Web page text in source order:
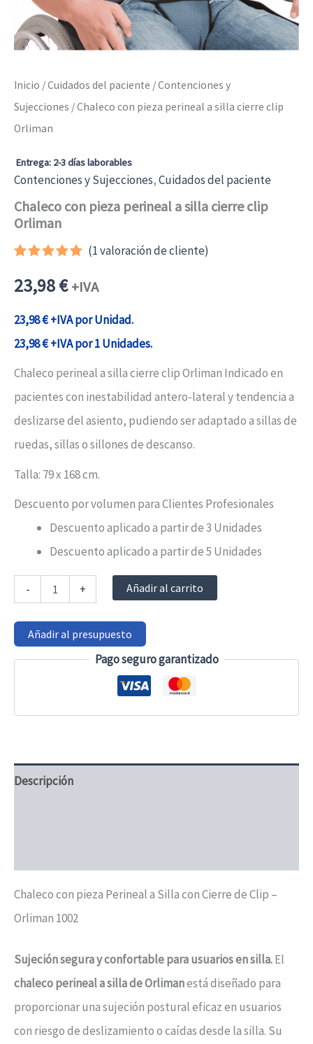
Inicio /Cuidados del paciente /Contenciones y
Sujecciones / Chaleco con pieza perineal a silla cierre clip
Orliman
Entrega: 2-3 días laborables
Contenciones y Sujecciones,Cuidados del paciente
Chaleco con pieza perineal a silla cierre clip
Orliman
con5.00
de 5 en
valoración
de un
cliente
(1valoración de cliente)
23,98€ +IVA
23,98€+IVA por Unidad.
23,98€+IVA por 1 Unidades.
Chaleco perineal a silla cierre clip Orliman Indicado en
pacientes con inestabilidad antero-lateral y tendencia a
deslizarse del asiento, pudiendo ser adaptado a sillas de
ruedas, sillas o sillones de descanso.
Talla: 79 x 168 cm.
Descuento por volumen para Clientes Profesionales
Descuento aplicado a partir de 3 Unidades
Descuento aplicado a partir de 5 Unidades
-
con
perineal
cierre
+ Añadir al carrito
Añadir al presupuesto
Pago seguro garantizado
Descripción
Chaleco con pieza Perineal a Silla con Cierre de Clip –
Orliman 1002
Sujeción segura y confortable para usuarios en silla.El
chaleco perineal a silla de Orlimanestá diseñado para
proporcionar una sujeción postural eficaz en usuarios
con riesgo de deslizamiento o caídas desde la silla. Su